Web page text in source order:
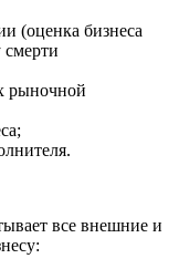
(оценка бизнеса
смерти
рыночной
все внешние и